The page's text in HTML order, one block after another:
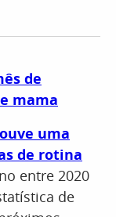
de
mama
uma
de rotina
entre 2020
de